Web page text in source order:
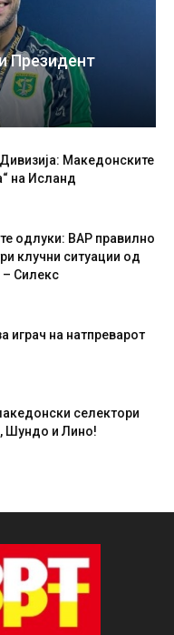
Президент
Македонските
на Исланд
одлуки: ВАР правилно
клучни ситуации од
Силекс
играч на натпреварот
селектори
Шундо и Лино!